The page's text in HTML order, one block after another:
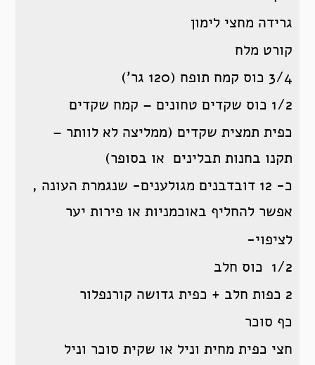
גרידה מחצי לימון
קורט מלח
3/4 כוס קמח תופח (120 גר’)
1/2 כוס שקדים טחונים – קמח שקדים
כפית תמצית שקדים (ממליצה לא לוותר –
תקנו בחנות תבלינים או בסופר)
כ- 12 דובדבנים מגולענים- שנגמרת העונה ,
אפשר להחליף באוכמניות או פירות יער
לציפוי-
1/2 כוס חלב
2 כפות חלב + כפית גדושה קורנפלור
כף סוכר
חצי כפית מחית וניל או שקית סוכר וניל